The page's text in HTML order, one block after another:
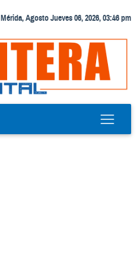
Mérida, Agosto Jueves 06, 2026, 03:46 pm